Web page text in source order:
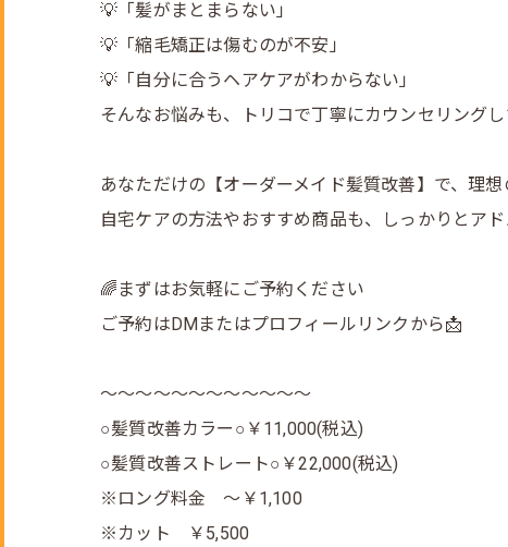
💡「髪がまとまらない」
💡「縮毛矯正は傷むのが不安」
💡「自分に合うヘアケアがわからない」
そんなお悩みも、トリコで丁寧にカウンセリング
あなただけの【オーダーメイド髪質改善】で、理
自宅ケアの方法やおすすめ商品も、しっかりとアド
🌈まずはお気軽にご予約ください
ご予約はDMまたはプロフィールリンクから📩
～～～～～～～～～～～～
○髪質改善カラー○￥11,000(税込)
○髪質改善ストレート○￥22,000(税込)
※ロング料金 ～￥1,100
※カット ￥5,500